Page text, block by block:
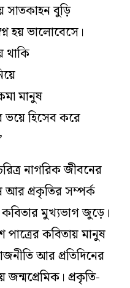
সাতকাহন বুড়ি
হয় ভালোবেসে।
থাকি
মানুষ
হিসেব করে
নাগরিক জীবনের
আর প্রকৃতির সম্পর্ক
মুখ্যভাগ জুড়ে।
পাত্রের কবিতায় মানুষ
আর প্রতিদিনের
প্রকৃতি-